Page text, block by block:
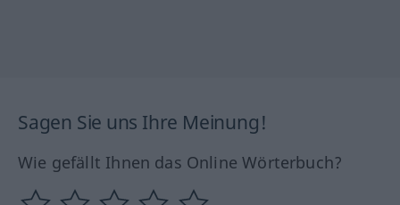
Sagen Sie uns Ihre Meinung!
Wie gefällt Ihnen das Online Wörterbuch?